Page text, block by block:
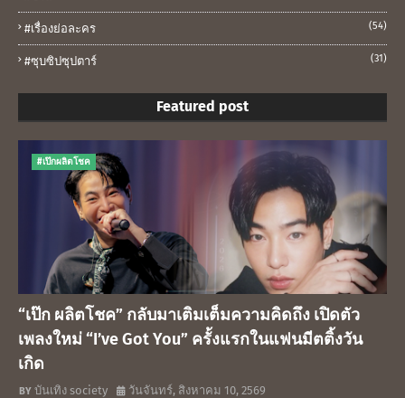
#เรื่องย่อละคร (54)
#ซุบซิปซุปตาร์ (31)
Featured post
#เป๊กผลิตโชค
“เป๊ก ผลิตโชค” กลับมาเติมเต็มความคิดถึง เปิดตัว
เพลงใหม่ “I’ve Got You” ครั้งแรกในแฟนมีตติ้งวัน
เกิด
บันเทิง society วันจันทร์, สิงหาคม 10, 2569